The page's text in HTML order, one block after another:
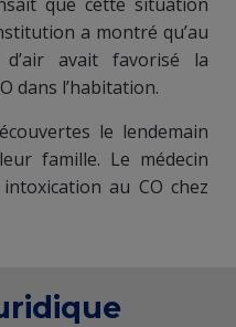
a montré qu’au
avait favorisé la
dans l’habitation.
le lendemain
famille. Le médecin
au CO chez